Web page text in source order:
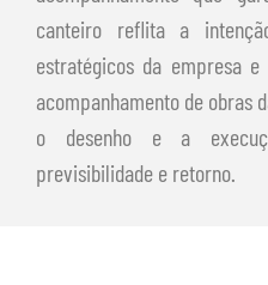
canteiro reflita a
estratégicos da empresa
acompanhamento de obras
o desenho e a
previsibilidade e retorno.